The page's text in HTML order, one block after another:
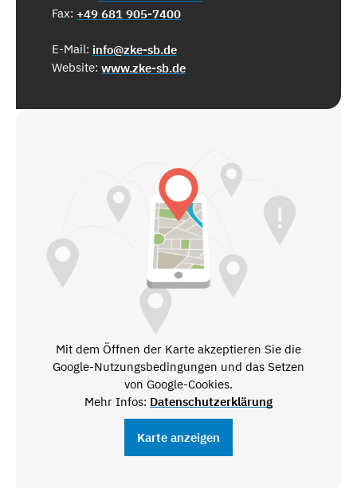
Fax: +49 681 905-7400
E-Mail: info@zke-sb.de
Website: www.zke-sb.de
Mit dem Öffnen der Karte akzeptieren Sie die
Google-Nutzungsbedingungen und das Setzen
von Google-Cookies.
Mehr Infos: Datenschutzerklärung
Karte anzeigen